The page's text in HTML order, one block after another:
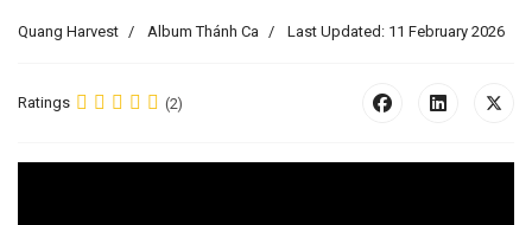
Quang Harvest Album Thánh Ca Last Updated: 11 February 2026
Ratings (2)